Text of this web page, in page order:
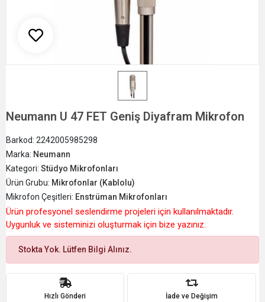
Neumann U 47 FET Geniş Diyafram Mikrofon
Barkod: 2242005985298
Marka: Neumann
Kategori: Stüdyo Mikrofonları
Ürün Grubu: Mikrofonlar (Kablolu)
Mikrofon Çeşitleri: Enstrüman Mikrofonları
Ürün profesyonel seslendirme projeleri için kullanılmaktadır.
Uygunluk ve sisteminizi oluşturmak için bize yazınız.
Stokta Yok. Lütfen Bilgi Alınız.
Hızlı Gönderi İade ve Değişim